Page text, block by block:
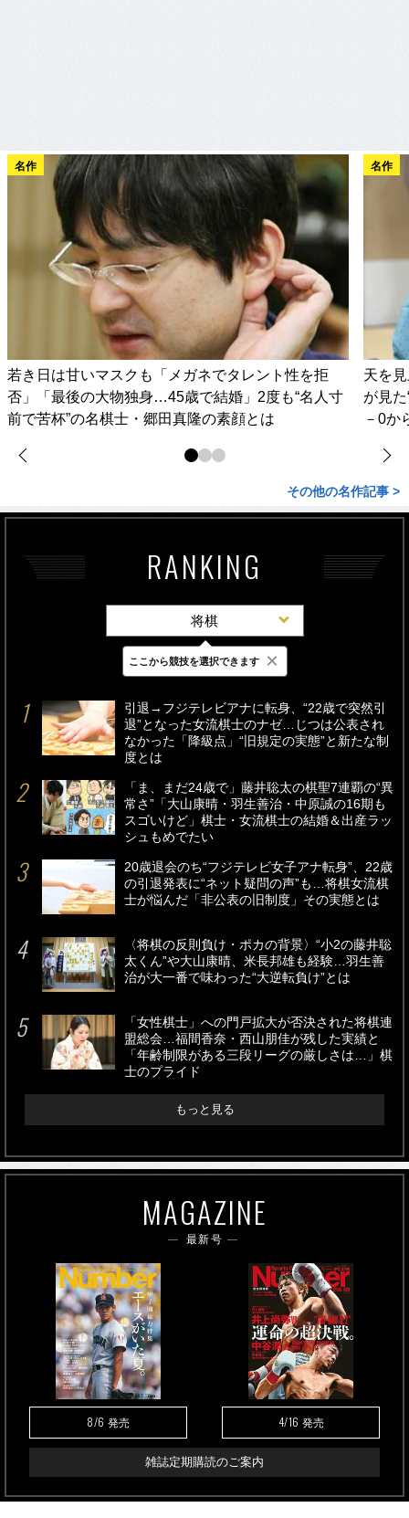
名作
若き日は甘いマスクも「メガネでタレント性を拒
否」「最後の大物独身…45歳で結婚」2度も“名人寸
前で苦杯”の名棋士・郷田真隆の素顔とは
名作
天を
が見
－0か
その他の名作記事 >
RANKING
将棋
最新 24時間 週間
引退→フジテレビアナに転身、“22歳で突然引
退”となった女流棋士のナゼ…じつは公表され
なかった「降級点」“旧規定の実態”と新たな制
度とは
「ま、まだ24歳で」藤井聡太の棋聖7連覇の“異
常さ”「大山康晴・羽生善治・中原誠の16期も
スゴいけど」棋士・女流棋士の結婚＆出産ラッ
シュもめでたい
20歳退会のち“フジテレビ女子アナ転身”、22歳
の引退発表に“ネット疑問の声”も…将棋女流棋
士が悩んだ「非公表の旧制度」その実態とは
〈将棋の反則負け・ポカの背景〉“小2の藤井聡
太くん”や大山康晴、米長邦雄も経験…羽生善
治が大一番で味わった“大逆転負け”とは
「女性棋士」への門戸拡大が否決された将棋連
盟総会…福間香奈・西山朋佳が残した実績と
「年齢制限がある三段リーグの厳しさは…」棋
士のプライド
もっと見る
MAGAZINE
最新号
8/6 発売 4/16 発売
雑誌定期購読のご案内
ここから競技を選択できます ×